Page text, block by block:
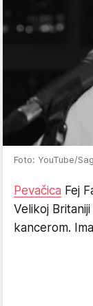
Foto: YouTube/
Pevačica Fej
Velikoj
kancerom.